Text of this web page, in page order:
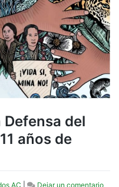
Defensa del
años de
AC Dejar un comentarioen